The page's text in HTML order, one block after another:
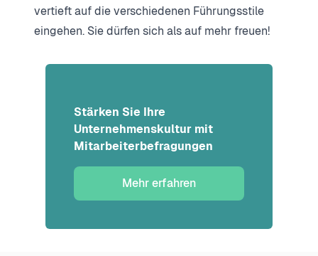
vertieft auf die verschiedenen Führungsstile
eingehen. Sie dürfen sich als auf mehr freuen!
Stärken Sie Ihre
Unternehmenskultur mit
Mitarbeiterbefragungen
Mehr erfahren